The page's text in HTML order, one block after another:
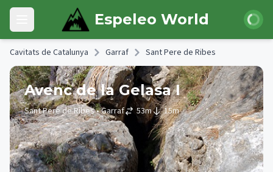
Skip to main content
Open main menu Espeleo World Iniciar
Cavitats de Catalunya Garraf Sant Pere de Ribes
Avenc de la Gelasa I
Sant Pere de Ribes• Garraf 53m 15m